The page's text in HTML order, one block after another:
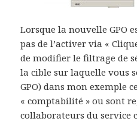
Lorsque la nouvelle GPO
pas de l’activer via «
de modifier le filtrage de
la cible sur laquelle vous
GPO) dans mon exemple
« comptabilité » ou sont
collaborateurs du service